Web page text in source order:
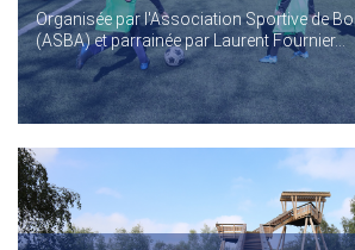
Organisée par l'Association Sportive de
(ASBA) et parrainée par Laurent Fournier...